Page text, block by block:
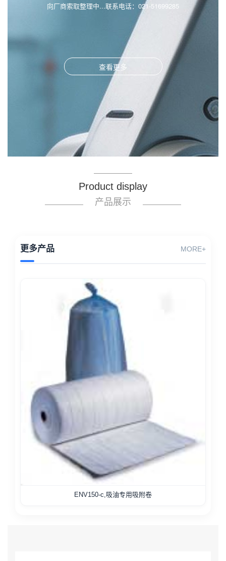
向厂商索取整理中...联系电话：021-51699285
查看更多
Product display
产品展示
更多产品 MORE+
ENV150-c,吸油专用吸附卷